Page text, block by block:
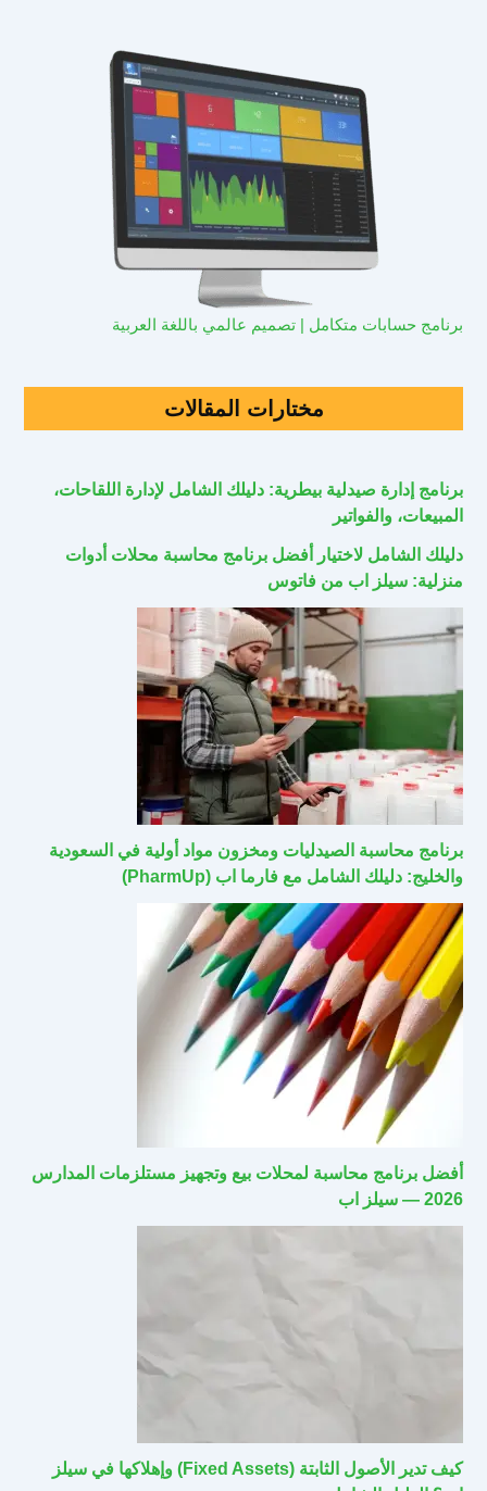
برنامج حسابات متكامل | تصميم عالمي باللغة العربية
مختارات المقالات
برنامج إدارة صيدلية بيطرية: دليلك الشامل لإدارة اللقاحات،
المبيعات، والفواتير
دليلك الشامل لاختيار أفضل برنامج محاسبة محلات أدوات
منزلية: سيلز اب من فاتوس
برنامج محاسبة الصيدليات ومخزون مواد أولية في السعودية
والخليج: دليلك الشامل مع فارما اب (PharmUp)
أفضل برنامج محاسبة لمحلات بيع وتجهيز مستلزمات المدارس
2026 — سيلز اب
كيف تدير الأصول الثابتة (Fixed Assets) وإهلاكها في سيلز